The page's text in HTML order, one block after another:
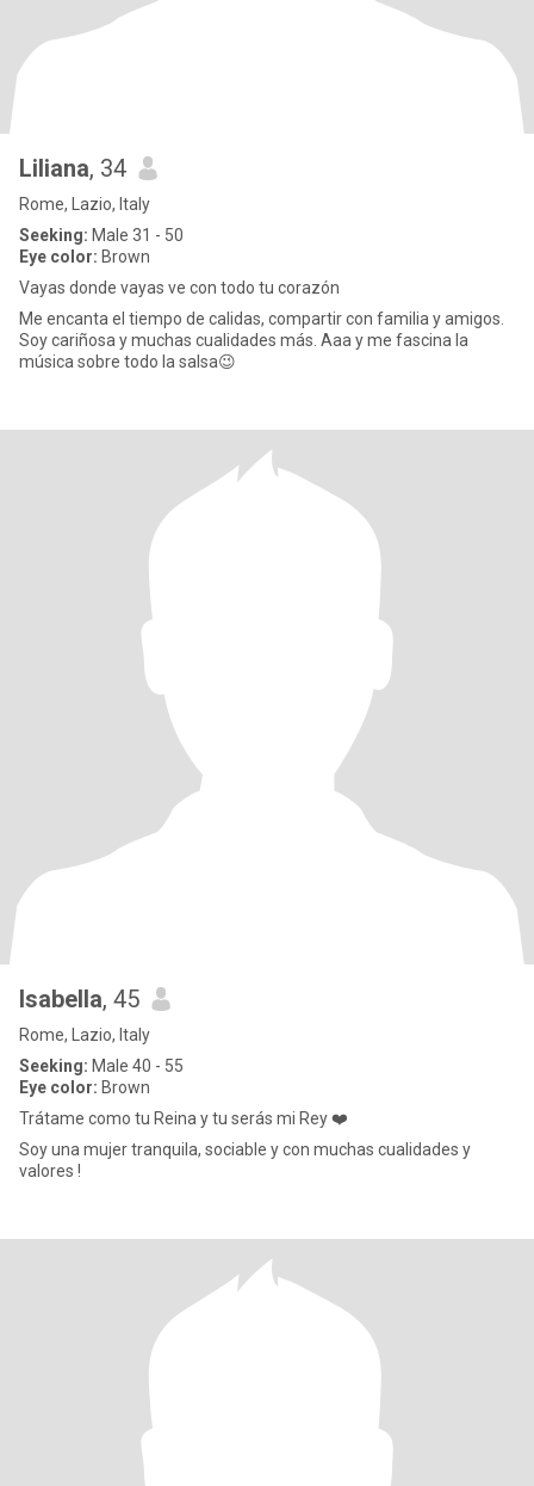
Liliana, 34
Rome, Lazio, Italy
Seeking: Male 31 - 50
Eye color: Brown
Vayas donde vayas ve con todo tu corazón
Me encanta el tiempo de calidas, compartir con familia y amigos.
Soy cariñosa y muchas cualidades más. Aaa y me fascina la
música sobre todo la salsa😉
Isabella, 45
Rome, Lazio, Italy
Seeking: Male 40 - 55
Eye color: Brown
Trátame como tu Reina y tu serás mi Rey ❤️
Soy una mujer tranquila, sociable y con muchas cualidades y
valores !